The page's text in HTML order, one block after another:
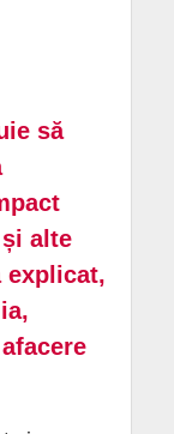
să
alte
explicat,